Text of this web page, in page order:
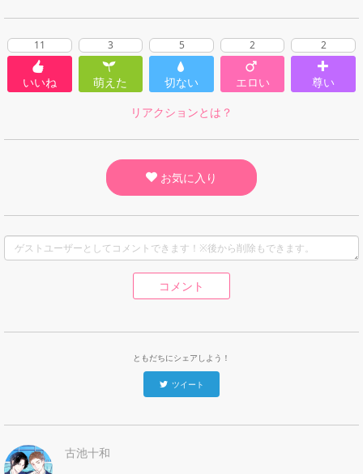
11
いいね
3
萌えた
5
切ない
2
エロい
2
尊い
リアクションとは？
お気に入り
コメント
ともだちにシェアしよう！
ツイート
古池十和